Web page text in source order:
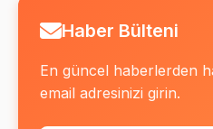
Haber Bülteni
En güncel haberlerden
email adresinizi girin.